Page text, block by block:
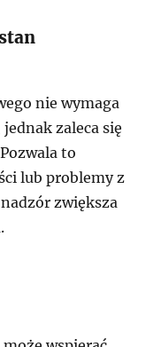
nie wymaga
zaleca się
to
lub problemy z
zwiększa